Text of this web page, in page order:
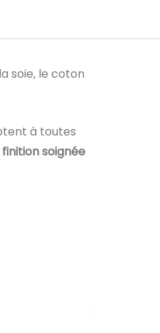
soie, le coton
à toutes
finition soignée